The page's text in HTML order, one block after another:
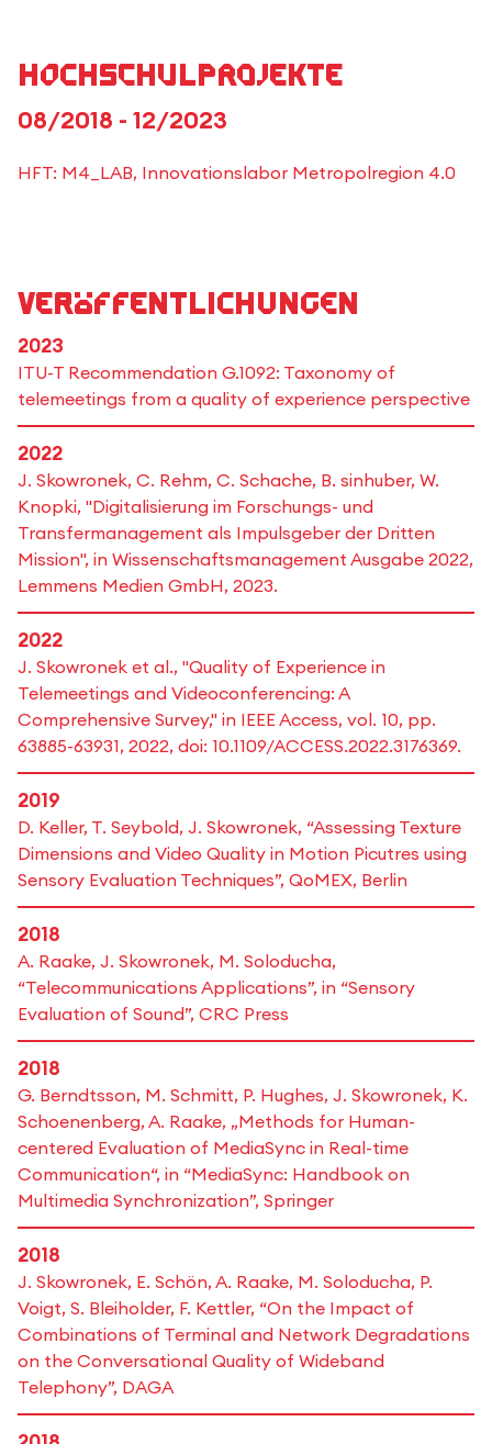
Hochschulprojekte
08/2018 - 12/2023
HFT: M4_LAB, Innovationslabor Metropolregion 4.0
Veröffentlichungen
2023
ITU-T Recommendation G.1092: Taxonomy of
telemeetings from a quality of experience perspective
2022
J. Skowronek, C. Rehm, C. Schache, B. sinhuber, W.
Knopki, "Digitalisierung im Forschungs- und
Transfermanagement als Impulsgeber der Dritten
Mission", in Wissenschaftsmanagement Ausgabe 2022,
Lemmens Medien GmbH, 2023.
2022
J. Skowronek et al., "Quality of Experience in
Telemeetings and Videoconferencing: A
Comprehensive Survey," in IEEE Access, vol. 10, pp.
63885-63931, 2022, doi: 10.1109/ACCESS.2022.3176369.
2019
D. Keller, T. Seybold, J. Skowronek, “Assessing Texture
Dimensions and Video Quality in Motion Picutres using
Sensory Evaluation Techniques”, QoMEX, Berlin
2018
A. Raake, J. Skowronek, M. Soloducha,
“Telecommunications Applications”, in “Sensory
Evaluation of Sound”, CRC Press
2018
G. Berndtsson, M. Schmitt, P. Hughes, J. Skowronek, K.
Schoenenberg, A. Raake, „Methods for Human-
centered Evaluation of MediaSync in Real-time
Communication“, in “MediaSync: Handbook on
Multimedia Synchronization”, Springer
2018
J. Skowronek, E. Schön, A. Raake, M. Soloducha, P.
Voigt, S. Bleiholder, F. Kettler, “On the Impact of
Combinations of Terminal and Network Degradations
on the Conversational Quality of Wideband
Telephony”, DAGA